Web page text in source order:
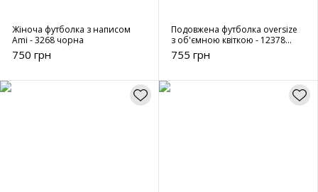
Жіноча футболка з написом
Ami - 3268 чорна
750 грн
Подовжена футболка oversize
з об'ємною квіткою - 12378
біла
755 грн